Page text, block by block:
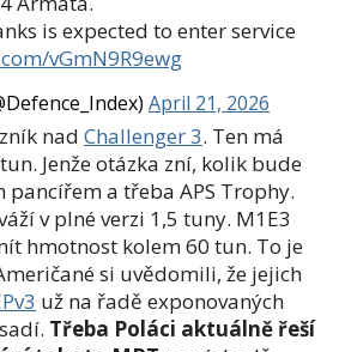
is expected to enter service
vGmN9R9ewg
April 21, 2026
nad Challenger 3. Ten má
Jenže otázka zní, kolik bude
a třeba APS Trophy.
v plné verzi 1,5 tuny. M1E3
hmotnost kolem 60 tun. To je
si uvědomili, že jejich
už na řadě exponovaných
Třeba Poláci aktuálně řeší